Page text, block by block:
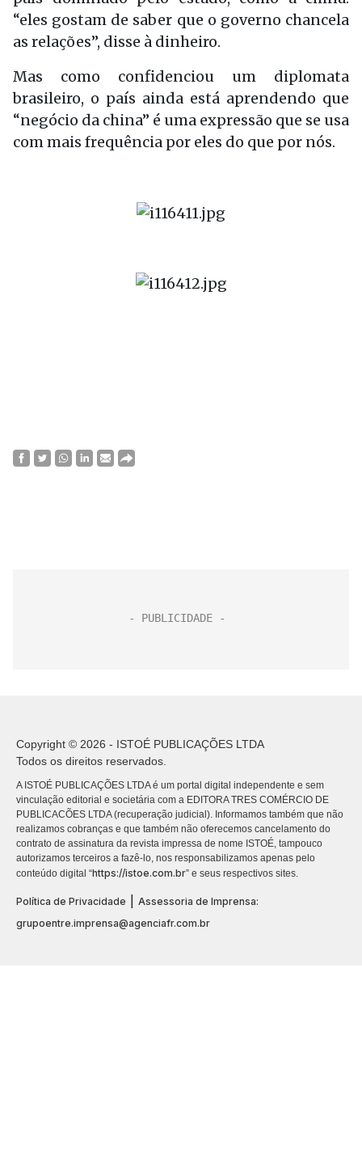
“eles gostam de saber que o governo chancela
as relações”, disse à dinheiro.
Mas como confidenciou um diplomata
brasileiro, o país ainda está aprendendo que
“negócio da china” é uma expressão que se usa
com mais frequência por eles do que por nós.
Copyright © 2026 - ISTOÉ PUBLICAÇÕES LTDA
Todos os direitos reservados.
A ISTOÉ PUBLICAÇÕES LTDA é um portal digital independente e sem
vinculação editorial e societária com a EDITORA TRES COMÉRCIO DE
PUBLICACÕES LTDA (recuperação judicial). Informamos também que não
realizamos cobranças e que também não oferecemos cancelamento do
contrato de assinatura da revista impressa de nome ISTOÉ, tampouco
autorizamos terceiros a fazê-lo, nos responsabilizamos apenas pelo
conteúdo digital “https://istoe.com.br” e seus respectivos sites.
Política de Privacidade
Assessoria de Imprensa:
grupoentre.imprensa@agenciafr.com.br